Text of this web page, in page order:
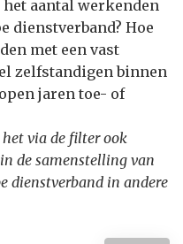
aantal werkenden
dienstverband? Hoe
met een vast
zelfstandigen binnen
jaren toe- of
via de filter ook
de samenstelling van
dienstverband in andere